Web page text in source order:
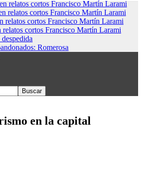
relatos cortos Francisco Martín Larami
relatos cortos Francisco Martín Larami
relatos cortos Francisco Martín Larami
relatos cortos Francisco Martín Larami
Romerosa
en la capital